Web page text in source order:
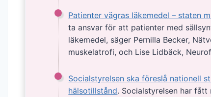
Patienter vägras läkemedel – staten
ta ansvar för att patienter med
läkemedel, säger Pernilla Becker,
muskelatrofi, och Lise Lidbäck,
Socialstyrelsen ska föreslå nationell
hälsotillstånd. Socialstyrelsen har